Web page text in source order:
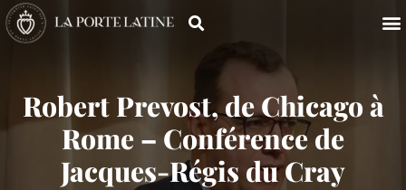
Robert Prevost, de Chicago à
Rome – Conférence de
Jacques-​Régis du Cray